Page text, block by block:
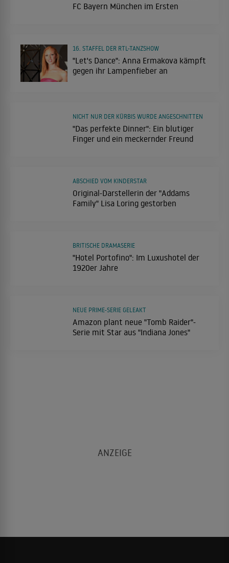
FC Bayern München im Ersten
"Let's Dance": Anna Ermakova kämpft
gegen ihr Lampenfieber an
16. STAFFEL DER RTL-TANZSHOW
"Das perfekte Dinner": Ein blutiger
Finger und ein meckernder Freund
NICHT NUR DER KÜRBIS WURDE ANGESCHNITTEN
Original-Darstellerin der "Addams
Family" Lisa Loring gestorben
ABSCHIED VOM KINDERSTAR
"Hotel Portofino": Im Luxushotel der
1920er Jahre
BRITISCHE DRAMASERIE
Amazon plant neue "Tomb Raider"-
Serie mit Star aus "Indiana Jones"
NEUE PRIME-SERIE GELEAKT